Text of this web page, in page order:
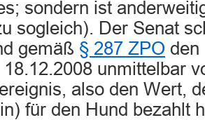
sondern ist
sogleich). Der Senat
gemäß § 287 ZPO den
unmittelbar
also den Wert,
für den Hund bezahlt